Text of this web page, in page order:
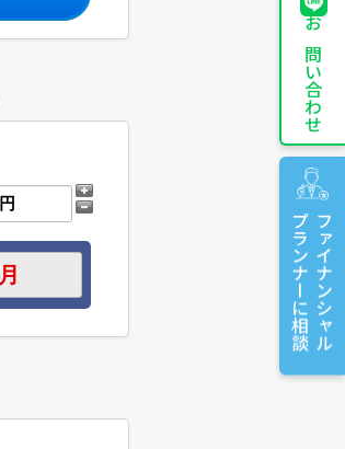
お問い合わせ
ファイナンシャル
プランナーに相談